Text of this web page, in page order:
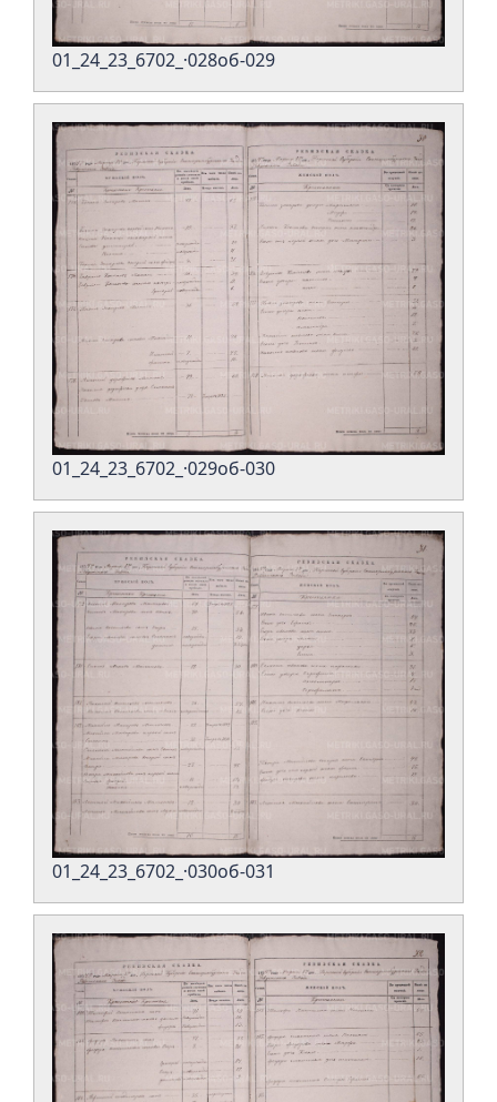
01_24_23_6702_·028об-029
01_24_23_6702_·029об-030
01_24_23_6702_·030об-031